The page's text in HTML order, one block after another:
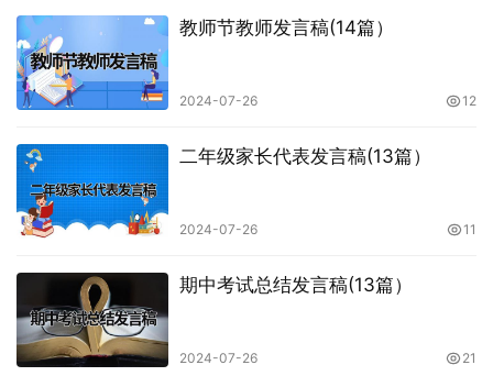
教师节教师发言稿(14篇）
2024-07-26 12
二年级家长代表发言稿(13篇）
2024-07-26 11
期中考试总结发言稿(13篇）
2024-07-26 21